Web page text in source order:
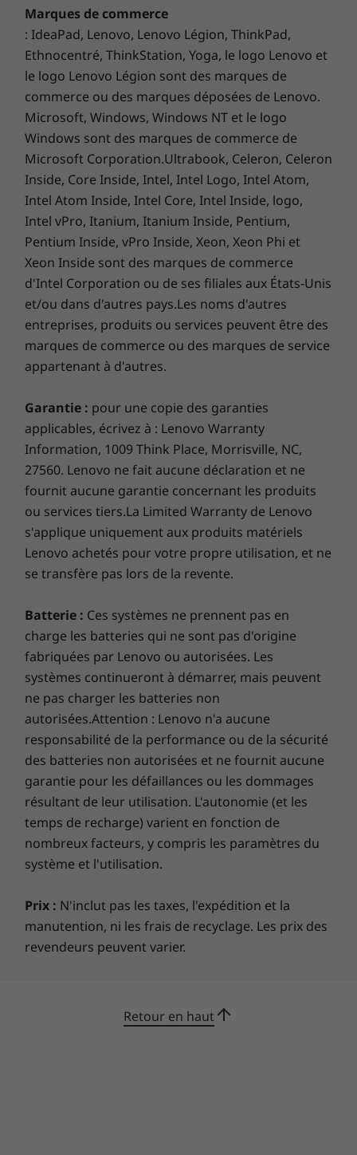
sécurité supplémentaire, et vous avez une
machine de jeu intelligente.
Profitez de 3 mois de Xbox Game Pass sur
les appareils Lenovo IdeaPad
Jouez à plus de 100 jeux de haute qualité avec
votre nouvel ordinateur portable de jeux
Lenovo IdeaPad et trois mois de Xbox Game
Pass, y compris EA Play. Avec de nouveaux jeux
chose de nouveau à découvrir. Téléchargez et
jouez en fidélité complète ou jouez à des jeux
de console à partir du nuage avec un
contrôleur connecté.Prêt à réclamer votre
avantage ? Voir https://www.xbox.com/oem-
Carte de crédit requise. À moins que vous n’annuliez, vous serez
facturé au taux d’abonnement régulier en vigueur lorsque la
période promotionnelle se termine. Des conditions, des
Xbox (bêta) : certains appareils et certaines régions. Après la fin
de la période, une adhésion active est requise pour jouer à des
jeux et à des jeux multijoueurs en ligne. Le catalogue de jeux
varie selon le temps, la région et l’appareil. Le contenu
téléchargeable est vendu séparément; si un jeu est retiré du
catalogue ou si votre abonnement prend fin, vous devrez
acheter le jeu séparément pour utiliser votre contenu
téléchargeable. Si vous êtes déjà un membre Xbox Live Gold
et/ou Game Pass pour console/PC, les jours restants dans votre
abonnement seront convertis en Ultimate en utilisant un rapport
de conversion. Les futurs remboursements de codes sont
également soumis au taux de conversion. Toutes les conversions
vers Ultimate sont finales. Détails et exigences du système à
marchés Xbox Game Pass, à l’exclusion de la Russie. Numérique
direct : votre contenu numérique sera livré directement sur votre
appareil pendant la configuration; aucun code requis.
Ce qui est dans la boîteCe qui est dans la boîte
IdeaPad 3i Adaptateur Intel
CA CA de 15 pouces
Batterie interne
Guide de démarrage rapide
Plus d'informations
Liste complète des spécifications pour les numéros de
pièces commençant par 82S9 disponible ici
*Toutes les spécifications ne sont pas disponibles sur
lenovo.com
Les spécifications peuvent varier selon la région/le modèle et la
disponibilité
Marques de commerce
: IdeaPad, Lenovo, Lenovo Légion, ThinkPad,
Ethnocentré, ThinkStation, Yoga, le logo Lenovo et
le logo Lenovo Légion sont des marques de
commerce ou des marques déposées de Lenovo.
Microsoft, Windows, Windows NT et le logo
Windows sont des marques de commerce de
Microsoft Corporation.Ultrabook, Celeron, Celeron
Inside, Core Inside, Intel, Intel Logo, Intel Atom,
Intel Atom Inside, Intel Core, Intel Inside, logo,
Intel vPro, Itanium, Itanium Inside, Pentium,
Pentium Inside, vPro Inside, Xeon, Xeon Phi et
Xeon Inside sont des marques de commerce
d'Intel Corporation ou de ses filiales aux États-Unis
et/ou dans d'autres pays.Les noms d'autres
entreprises, produits ou services peuvent être des
marques de commerce ou des marques de service
appartenant à d'autres.
Garantie : pour une copie des garanties
applicables, écrivez à : Lenovo Warranty
Information, 1009 Think Place, Morrisville, NC,
27560. Lenovo ne fait aucune déclaration et ne
fournit aucune garantie concernant les produits
ou services tiers.La Limited Warranty de Lenovo
s'applique uniquement aux produits matériels
Lenovo achetés pour votre propre utilisation, et ne
se transfère pas lors de la revente.
Batterie : Ces systèmes ne prennent pas en
charge les batteries qui ne sont pas d'origine
fabriquées par Lenovo ou autorisées. Les
systèmes continueront à démarrer, mais peuvent
ne pas charger les batteries non
autorisées.Attention : Lenovo n'a aucune
responsabilité de la performance ou de la sécurité
des batteries non autorisées et ne fournit aucune
garantie pour les défaillances ou les dommages
résultant de leur utilisation. L'autonomie (et les
temps de recharge) varient en fonction de
nombreux facteurs, y compris les paramètres du
système et l'utilisation.
Prix : N'inclut pas les taxes, l'expédition et la
manutention, ni les frais de recyclage. Les prix des
revendeurs peuvent varier.
Retour en haut